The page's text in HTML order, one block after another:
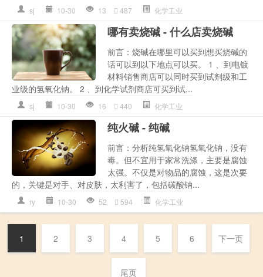
sj 10-30 13 487 化学工业
哪有卖烧碱 - 什么店卖烧碱
前言：烧碱在哪里可以买到想买烧碱的
话可以到以下地点可以买。 1 、到电镀
材料销售商店可以同时买到试剂级和工
业级的氢氧化钠。 2 、到化学试剂商店可买到试...
sj 10-30 16 440 化学工业
纯火碱 - 纯碱
前言：分析纯氢氧化钠氢氧化钠，没有
毒。但不宜用于家常洗涤，主要是腐蚀
太强。不仅是对物品的腐蚀，这是次要
的，关键是对手、对皮肤，太利害了，包括碳酸钠...
ry 10-30 52 594 化学工业
1 2 3 4 5 6 下一页
尾页